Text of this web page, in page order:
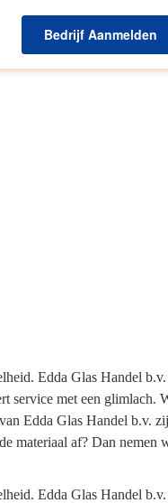
Bedrijf Aanmelden
Edda Glas Handel
service met een glimlach.
Edda Glas Handel b.v.
materiaal af? Dan nemen
Edda Glas Handel